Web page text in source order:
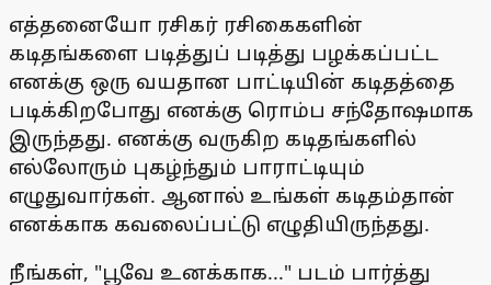
எத்தனையோ ரசிகர் ரசிகைகளின்
கடிதங்களை படித்துப் படித்து பழக்கப்பட்ட
எனக்கு ஒரு வயதான பாட்டியின் கடிதத்தை
படிக்கிறபோது எனக்கு ரொம்ப சந்தோஷமாக
இருந்தது. எனக்கு வருகிற கடிதங்களில்
எல்லோரும் புகழ்ந்தும் பாராட்டியும்
எழுதுவார்கள். ஆனால் உங்கள் கடிதம்தான்
எனக்காக கவலைப்பட்டு எழுதியிருந்தது.
நீங்கள், "பூவே உனக்காக..." படம் பார்த்து